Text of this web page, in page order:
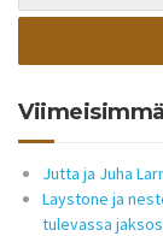
Jutta ja Juha
Laystone ja
tulevassa